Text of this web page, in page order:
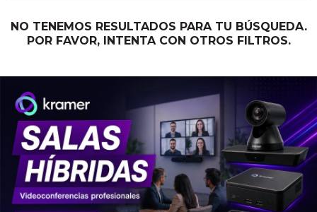
NO TENEMOS RESULTADOS PARA TU BÚSQUEDA.
POR FAVOR, INTENTA CON OTROS FILTROS.